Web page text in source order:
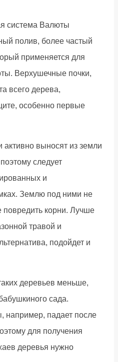
система Валюты
полив, более частый
применяется для
Верхушечные почки,
всего дерева,
особенно первые
выносят из земли
следует
и
Землю под ними не
повредить корни. Лучше
травой и
подойдет и
деревьев меньше,
сада.
например, падает после
для получения
деревья нужно